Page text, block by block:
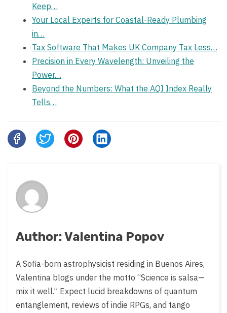
Keep…
Your Local Experts for Coastal-Ready Plumbing
in…
Tax Software That Makes UK Company Tax Less…
Precision in Every Wavelength: Unveiling the
Power…
Beyond the Numbers: What the AQI Index Really
Tells…
Share
this
Author: Valentina Popov
A Sofia-born astrophysicist residing in Buenos Aires,
Valentina blogs under the motto “Science is salsa—
mix it well.” Expect lucid breakdowns of quantum
entanglement, reviews of indie RPGs, and tango